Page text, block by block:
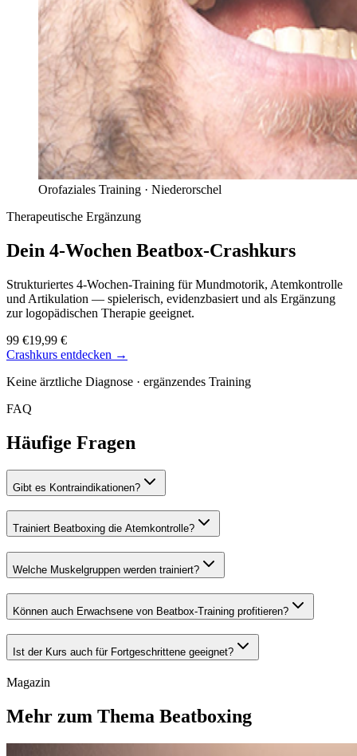
Orofaziales Training · Niederorschel
Therapeutische Ergänzung
Dein 4-Wochen Beatbox-Crashkurs
Strukturiertes 4-Wochen-Training für Mundmotorik, Atemkontrolle
und Artikulation — spielerisch, evidenzbasiert und als Ergänzung
zur logopädischen Therapie geeignet.
99 €19,99 €
Crashkurs entdecken →
Keine ärztliche Diagnose · ergänzendes Training
FAQ
Häufige Fragen
Gibt es Kontraindikationen?
Trainiert Beatboxing die Atemkontrolle?
Welche Muskelgruppen werden trainiert?
Können auch Erwachsene von Beatbox-Training profitieren?
Ist der Kurs auch für Fortgeschrittene geeignet?
Magazin
Mehr zum Thema Beatboxing